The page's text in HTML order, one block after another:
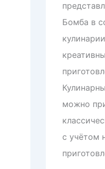
Бомба в
можно
с учётом